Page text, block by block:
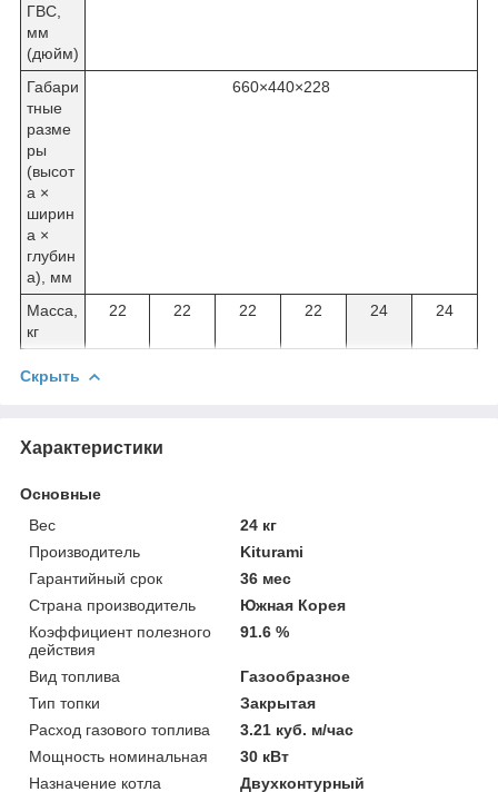
ГВС,
мм
(дюйм)
Габари
тные
разме
ры
(высот
а ×
ширин
а ×
глубин
а), мм
660×440×228
Масса,
кг
22 22 22 22 24 24
Скрыть
Характеристики
Основные
Вес
24 кг
Производитель
Kiturami
Гарантийный срок
36 мес
Страна производитель
Южная Корея
Коэффициент полезного
действия
91.6 %
Вид топлива
Газообразное
Тип топки
Закрытая
Расход газового топлива
3.21 куб. м/час
Мощность номинальная
30 кВт
Назначение котла
Двухконтурный